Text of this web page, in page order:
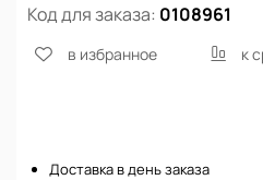
Код для заказа: 0108961
в избранное к
Доставка в день заказа